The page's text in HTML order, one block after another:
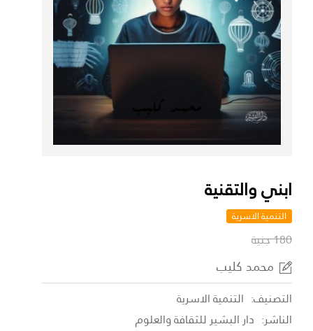
ابني والتقنية
التنمية الاسرية
180 جنية
محمد كليب
التصنيف: التنمية الاسرية
الناشر: دار البشير للثقافة والعلوم